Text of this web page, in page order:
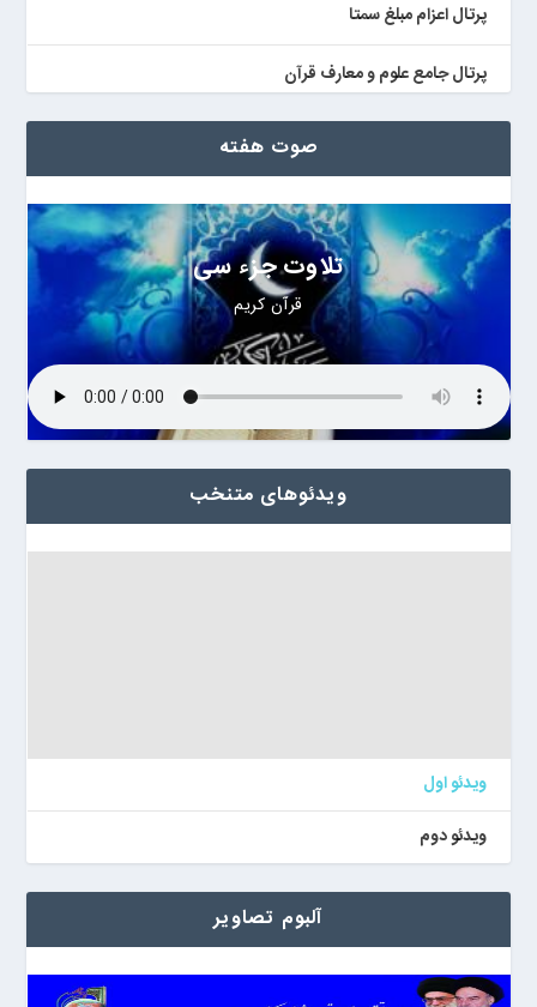
پرتال اعزام مبلغ سمتا
پرتال جامع علوم و معارف قرآن
صوت هفته
تلاوت جزء سی
قرآن کریم
ویدئوهای متنخب
ویدئو اول
ویدئو دوم
آلبوم تصاویر